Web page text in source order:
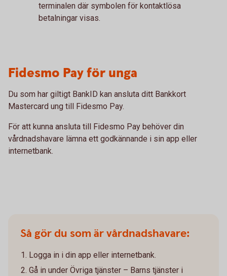
terminalen där symbolen för kontaktlösa
betalningar visas.
Fidesmo Pay för unga
Du som har giltigt BankID kan ansluta ditt Bankkort
Mastercard ung till Fidesmo Pay.
För att kunna ansluta till Fidesmo Pay behöver din
vårdnadshavare lämna ett godkännande i sin app eller
internetbank.
Så gör du som är vårdnadshavare:
Logga in i din app eller internetbank.
Gå in under Övriga tjänster – Barns tjänster i